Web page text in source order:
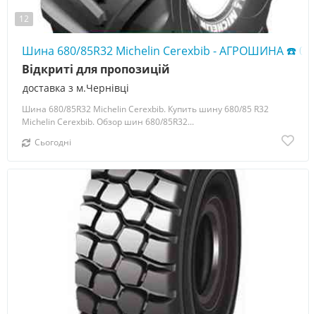
12
Шина 680/85R32 Michelin Cerexbib - АГРОШИНА ☎️
доставка з м.Чернівці
Відкриті для пропозицій
Шина 680/85R32 Michelin Cerexbib. Купить шину 680/85 R32
Michelin Cerexbib. Обзор шин 680/85R32...
Сьогодні